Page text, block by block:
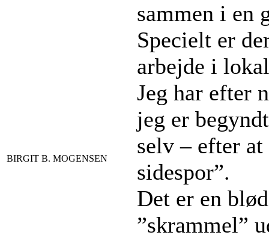
BIRGIT B. MOGENSEN
sammen i en
Specielt er
arbejde i
Jeg har efter
jeg er
selv – efter
sidespor”.
Det er en
”skrammel”